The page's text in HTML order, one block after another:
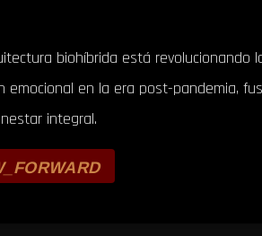
biohíbrida está revolucionando
emocional en la era post-pandemia,
integral.